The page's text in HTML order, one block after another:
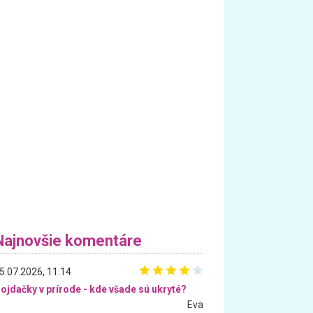
komentáre
11:14
v prírode - kde všade sú ukryté?
Eva